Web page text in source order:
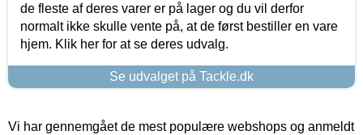
de fleste af deres varer er på lager og du vil derfor
normalt ikke skulle vente på, at de først bestiller en vare
hjem. Klik her for at se deres udvalg.
Se udvalget på Tackle.dk
Vi har gennemgået de mest populære webshops og anmeldt